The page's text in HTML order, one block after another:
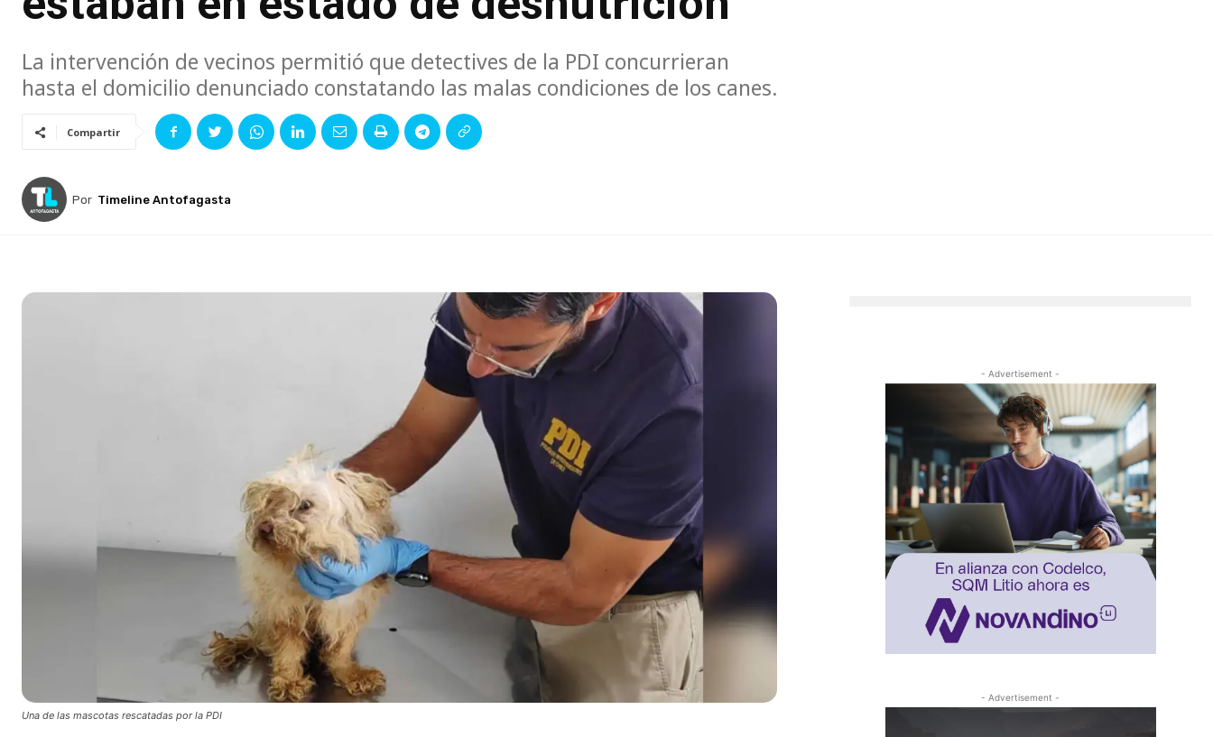
La intervención de vecinos permitió que detectives de la PDI concurrieran
hasta el domicilio denunciado constatando las malas condiciones de los canes.
Compartir
Por Timeline Antofagasta
Una de las mascotas rescatadas por la PDI
- Advertisement -
- Advertisement -